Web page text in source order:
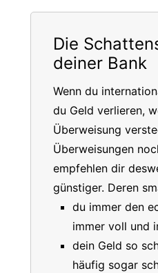
Die
deiner Bank
Wenn du
du Geld verlieren,
Überweisung
Überweisungen
empfehlen dir
günstiger. Deren
du immer den
immer voll und
dein Geld so
häufig sogar